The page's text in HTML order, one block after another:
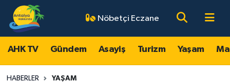
Nöbetçi Eczane
AHK TV Gündem Asayiş Turizm Yaşam
HABERLER YAŞAM
AHK TV
Gündem
Antalya Nöbetçi Eczaneler
Antalya Hava Durumu